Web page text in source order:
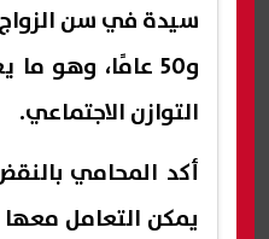
و50 عامًا، وهو
التوازن الاجتماعي.
أكد المحامي
يمكن التعامل معها